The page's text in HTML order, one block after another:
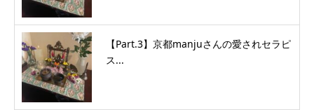
【Part.3】京都manjuさんの愛されセラピ
ス...